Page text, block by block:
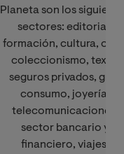
Planeta son los
sectores: editorial,
formación, cultura,
coleccionismo, textil,
seguros privados, gran
consumo, joyería,
telecomunicaciones,
sector bancario y
financiero, viajes,